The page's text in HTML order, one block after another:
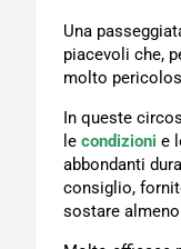
Una
piacevoli che,
molto
In queste
le condizioni e
abbondanti
consiglio,
sostare almeno